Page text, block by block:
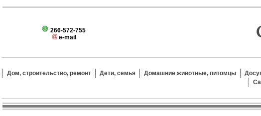
266-572-755
e-mail
Дом, строительство, ремонт Дети, семья Домашние животные, питомцы